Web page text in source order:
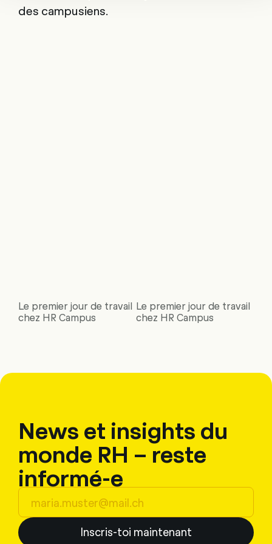
des campusiens.
Le premier jour de travail
chez HR Campus
Le premier jour de travail
chez HR Campus
News et insights du
monde RH – reste
informé-e
Inscris-toi maintenant